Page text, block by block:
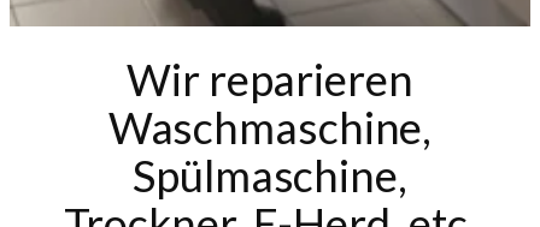
Wir reparieren
Waschmaschine,
Spülmaschine,